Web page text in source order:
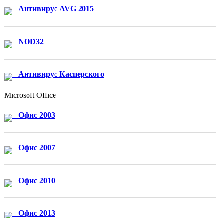
Антивирус AVG 2015
NOD32
Антивирус Касперского
Microsoft Office
Офис 2003
Офис 2007
Офис 2010
Офис 2013